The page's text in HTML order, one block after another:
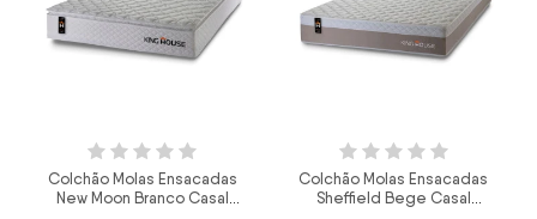
Colchão Molas Ensacadas
New Moon Branco Casal
Colchão Molas Ensacadas
Sheffield Bege Casal